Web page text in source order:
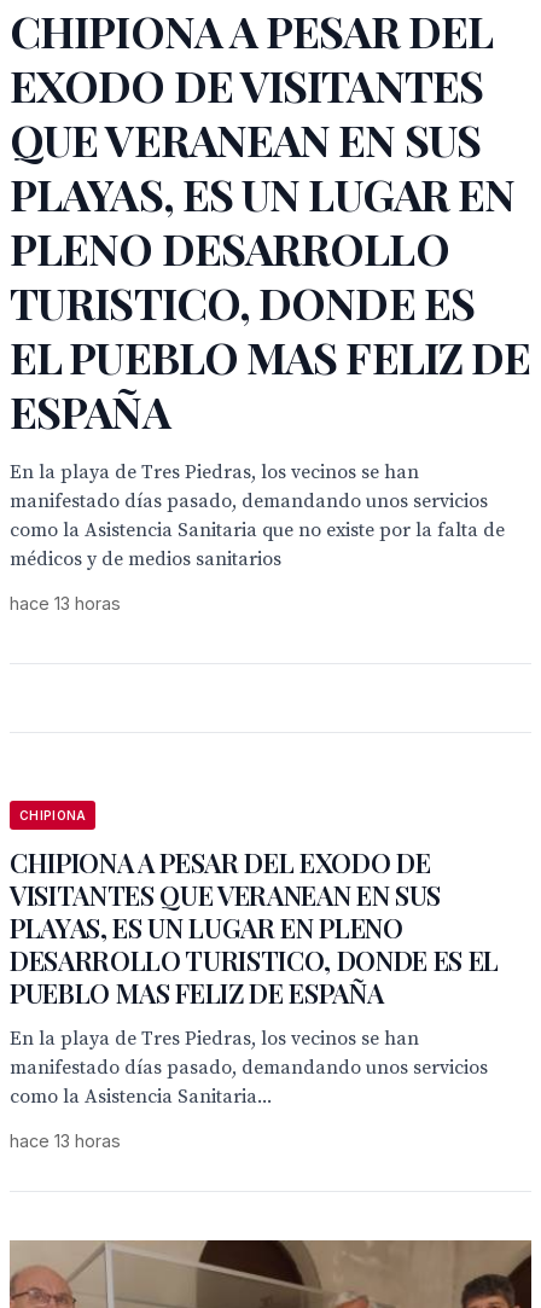
CHIPIONA A PESAR DEL
EXODO DE VISITANTES
QUE VERANEAN EN SUS
PLAYAS, ES UN LUGAR EN
PLENO DESARROLLO
TURISTICO, DONDE ES
EL PUEBLO MAS FELIZ DE
ESPAÑA
En la playa de Tres Piedras, los vecinos se han
manifestado días pasado, demandando unos servicios
como la Asistencia Sanitaria que no existe por la falta de
médicos y de medios sanitarios
hace 13 horas
CHIPIONA
CHIPIONA A PESAR DEL EXODO DE
VISITANTES QUE VERANEAN EN SUS
PLAYAS, ES UN LUGAR EN PLENO
DESARROLLO TURISTICO, DONDE ES EL
PUEBLO MAS FELIZ DE ESPAÑA
En la playa de Tres Piedras, los vecinos se han
manifestado días pasado, demandando unos servicios
como la Asistencia Sanitaria...
hace 13 horas